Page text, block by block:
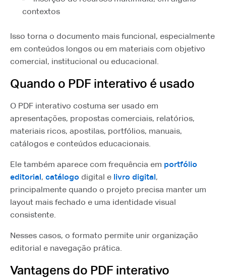
contextos
Isso torna o documento mais funcional, especialmente
em conteúdos longos ou em materiais com objetivo
comercial, institucional ou educacional.
Quando o PDF interativo é usado
O PDF interativo costuma ser usado em
apresentações, propostas comerciais, relatórios,
materiais ricos, apostilas, portfólios, manuais,
catálogos e conteúdos educacionais.
Ele também aparece com frequência em portfólio
editorial, catálogo digital e livro digital,
principalmente quando o projeto precisa manter um
layout mais fechado e uma identidade visual
consistente.
Nesses casos, o formato permite unir organização
editorial e navegação prática.
Vantagens do PDF interativo